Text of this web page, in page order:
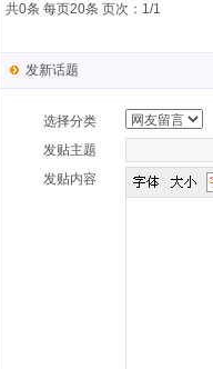
共0条 每页20条 页次：1/1
发新话题
选择分类
发贴主题
发贴内容